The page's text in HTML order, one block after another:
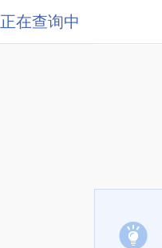
正在查询中